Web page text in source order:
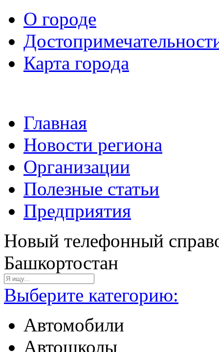
О городе
Карта города
Главная
Новости региона
Организации
Полезные статьи
Предприятия
Новый телефонный
Башкортостан
Выберите категорию:
Автомобили
Автошколы